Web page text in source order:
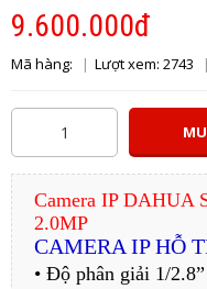
9.600.000đ
Mã hàng: Lượt xem: 2743
Camera IP DAHUA
2.0MP
CAMERA IP HỖ
• Độ phân giải 1/